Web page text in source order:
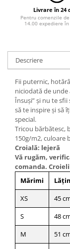
Livrare în 24
Pentru comenzile
14.00 expediere
Descriere
Fii puternic,
niciodată de unde
Însuşi” şi nu te
să te inspire şi să
special.
Tricou bărbătesc,
150g/m2, culoare
Croială: lejeră
Vă rugăm,
comanda.
Mărimi
XS
45
S
48
M
51